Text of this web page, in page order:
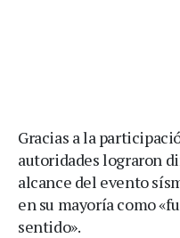
Gracias a la
autoridades lograron
alcance del evento
en su mayoría como
sentido».